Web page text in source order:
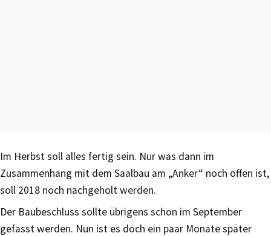
Im Herbst soll alles fertig sein. Nur was dann im
Zusammenhang mit dem Saalbau am „Anker“ noch offen ist,
soll 2018 noch nachgeholt werden.
Der Baubeschluss sollte übrigens schon im September
gefasst werden. Nun ist es doch ein paar Monate später